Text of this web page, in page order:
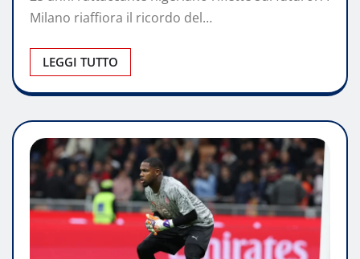
Milano riaffiora il ricordo del…
LEGGI TUTTO